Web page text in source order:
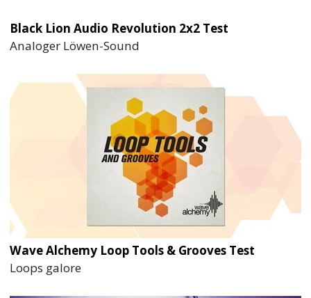
Black Lion Audio Revolution 2x2 Test
Analoger Löwen-Sound
Wave Alchemy Loop Tools & Grooves Test
Loops galore